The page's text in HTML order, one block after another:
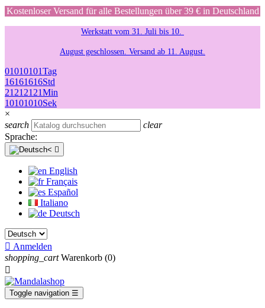
Kostenloser Versand für alle Bestellungen über 39 € in Deutschland
Werkstatt vom 31. Juli bis 10.
August geschlossen. Versand ab 11. August.
01010101Tag
16161616Std
21 21 21 21Min
10101010Sek
×
search
clear
Sprache:

English
Français
Español
Italiano
Deutsch
 Anmelden
shopping_cart Warenkorb (0)

Toggle navigation ☰